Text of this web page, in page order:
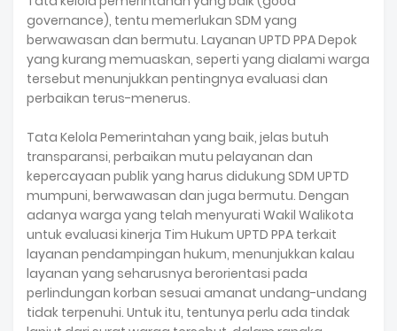
governance), tentu memerlukan SDM yang
berwawasan dan bermutu. Layanan UPTD PPA Depok
yang kurang memuaskan, seperti yang dialami warga
tersebut menunjukkan pentingnya evaluasi dan
perbaikan terus-menerus.
Tata Kelola Pemerintahan yang baik, jelas butuh
transparansi, perbaikan mutu pelayanan dan
kepercayaan publik yang harus didukung SDM UPTD
mumpuni, berwawasan dan juga bermutu. Dengan
adanya warga yang telah menyurati Wakil Walikota
untuk evaluasi kinerja Tim Hukum UPTD PPA terkait
layanan pendampingan hukum, menunjukkan kalau
layanan yang seharusnya berorientasi pada
perlindungan korban sesuai amanat undang-undang
tidak terpenuhi. Untuk itu, tentunya perlu ada tindak